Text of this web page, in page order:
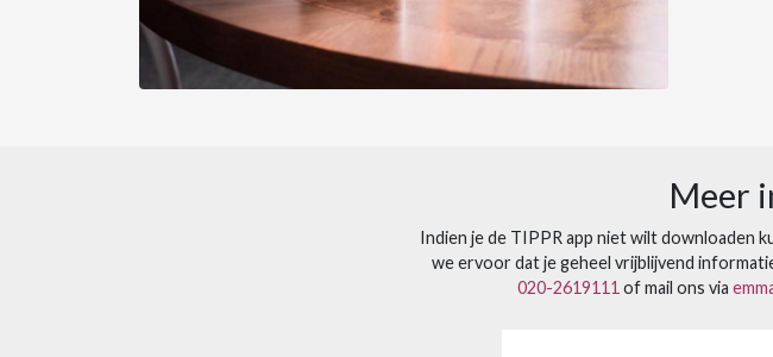
Meer
Indien je de TIPPR app niet wilt downloaden
we ervoor dat je geheel vrijblijvend
020-2619111 of mail ons via